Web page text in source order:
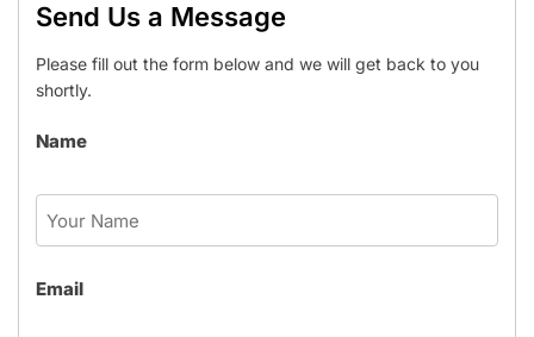
Send Us a Message
Please fill out the form below and we will get back to you
shortly.
Name
Email